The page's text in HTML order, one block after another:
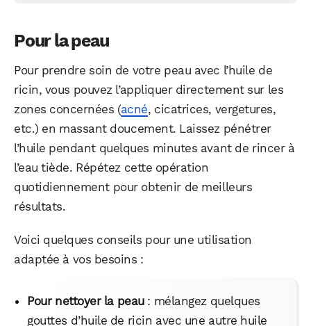
Pour la peau
Pour prendre soin de votre peau avec l’huile de
ricin, vous pouvez l’appliquer directement sur les
zones concernées (acné, cicatrices, vergetures,
etc.) en massant doucement. Laissez pénétrer
l’huile pendant quelques minutes avant de rincer à
l’eau tiède. Répétez cette opération
quotidiennement pour obtenir de meilleurs
résultats.
Voici quelques conseils pour une utilisation
adaptée à vos besoins :
Pour nettoyer la peau : mélangez quelques
gouttes d’huile de ricin avec une autre huile
Facebook X LinkedIn